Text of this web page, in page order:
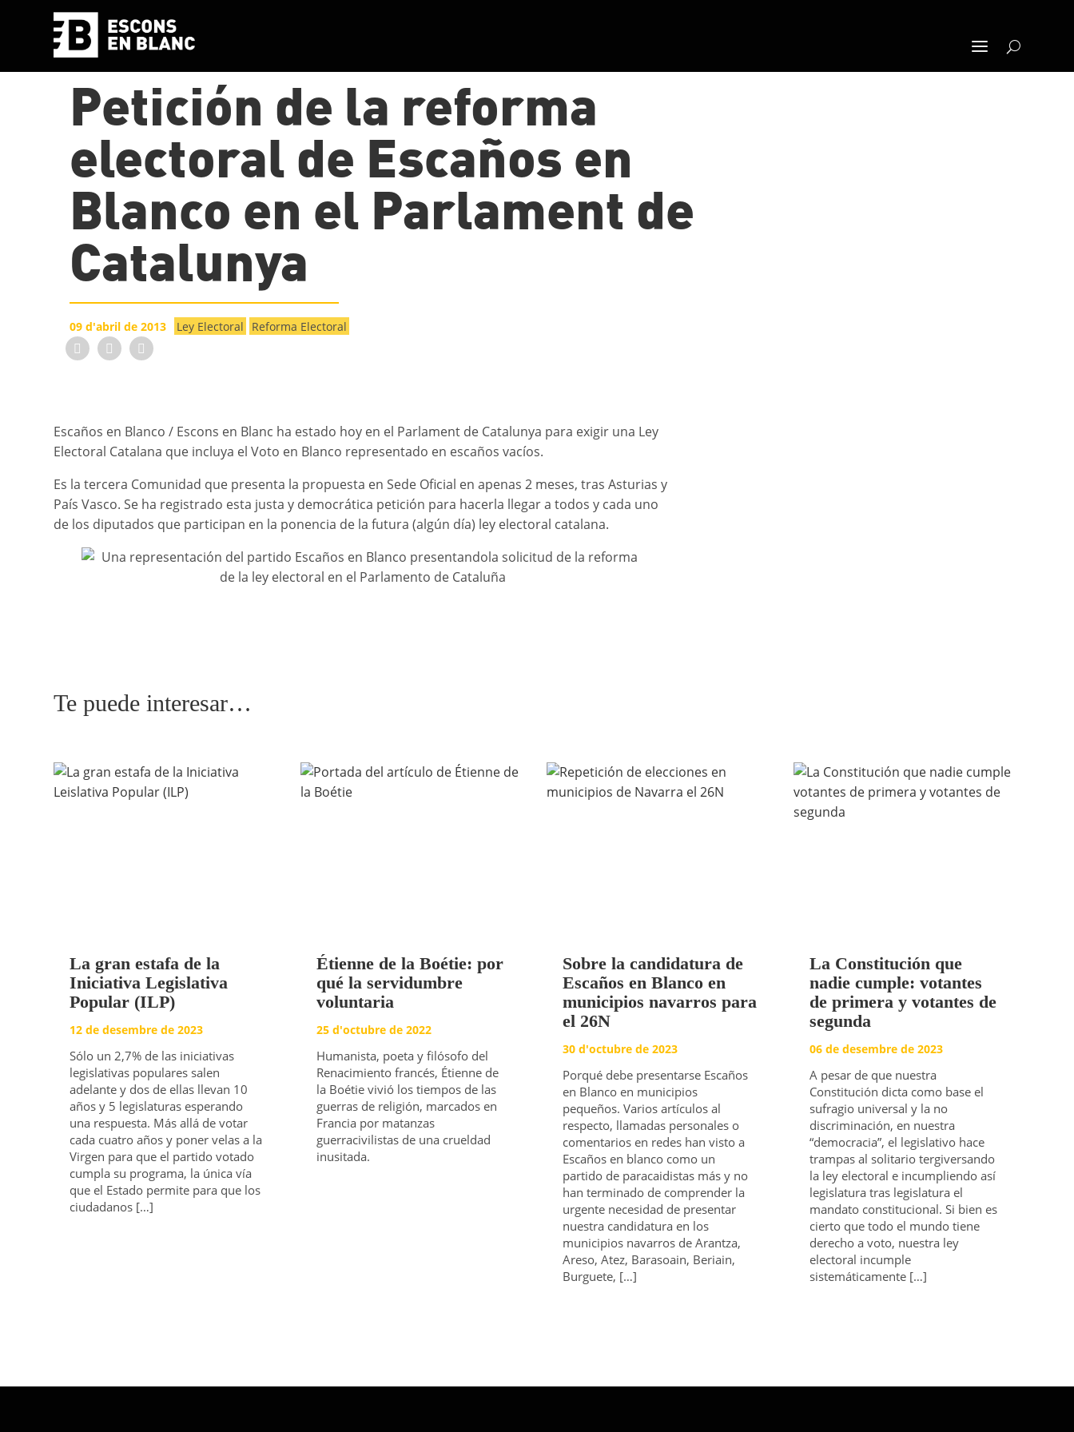
Petición de la reforma
electoral de Escaños en
Blanco en el Parlament de
Catalunya
09 d'abril de 2013 Ley Electoral Reforma Electoral
Escaños en Blanco / Escons en Blanc ha estado hoy en el Parlament de Catalunya para exigir una Ley
Electoral Catalana que incluya el Voto en Blanco representado en escaños vacíos.
Es la tercera Comunidad que presenta la propuesta en Sede Oficial en apenas 2 meses, tras Asturias y
País Vasco. Se ha registrado esta justa y democrática petición para hacerla llegar a todos y cada uno
de los diputados que participan en la ponencia de la futura (algún día) ley electoral catalana.
Te puede interesar…
La gran estafa de la
Iniciativa Legislativa
Popular (ILP)
12 de desembre de 2023
Sólo un 2,7% de las iniciativas
legislativas populares salen
adelante y dos de ellas llevan 10
años y 5 legislaturas esperando
una respuesta. Más allá de votar
cada cuatro años y poner velas a la
Virgen para que el partido votado
cumpla su programa, la única vía
que el Estado permite para que los
ciudadanos […]
Étienne de la Boétie: por
qué la servidumbre
voluntaria
25 d'octubre de 2022
Humanista, poeta y filósofo del
Renacimiento francés, Étienne de
la Boétie vivió los tiempos de las
guerras de religión, marcados en
Francia por matanzas
guerracivilistas de una crueldad
inusitada.
Sobre la candidatura de
Escaños en Blanco en
municipios navarros para
el 26N
30 d'octubre de 2023
Porqué debe presentarse Escaños
en Blanco en municipios
pequeños. Varios artículos al
respecto, llamadas personales o
comentarios en redes han visto a
Escaños en blanco como un
partido de paracaidistas más y no
han terminado de comprender la
urgente necesidad de presentar
nuestra candidatura en los
municipios navarros de Arantza,
Areso, Atez, Barasoain, Beriain,
Burguete, […]
La Constitución que
nadie cumple: votantes
de primera y votantes de
segunda
06 de desembre de 2023
A pesar de que nuestra
Constitución dicta como base el
sufragio universal y la no
discriminación, en nuestra
“democracia”, el legislativo hace
trampas al solitario tergiversando
la ley electoral e incumpliendo así
legislatura tras legislatura el
mandato constitucional. Si bien es
cierto que todo el mundo tiene
derecho a voto, nuestra ley
electoral incumple
sistemáticamente […]